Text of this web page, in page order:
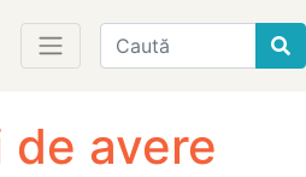
Find
avere